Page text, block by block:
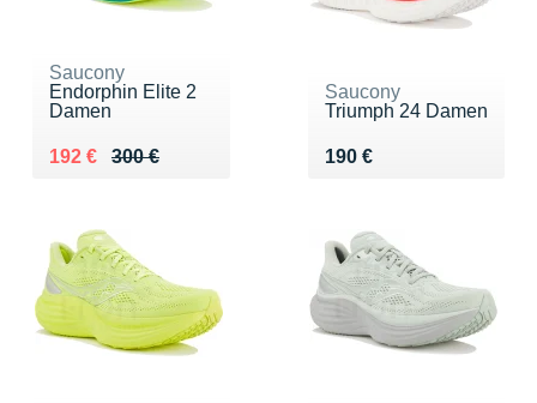
Saucony
Endorphin Elite 2
Damen
300 €
Au lieu de 300 €
192 €
Vendu 192 €
Saucony
Triumph 24 Damen
190 €
Vendu 190 €